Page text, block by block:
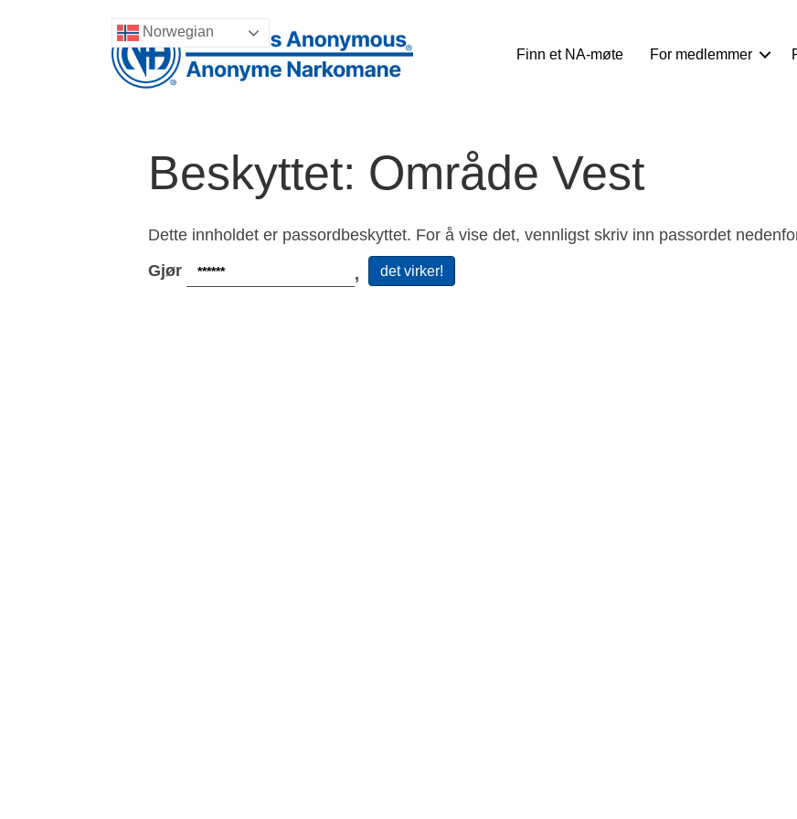
Norwegian
Finn et NA-møte
For medlemmer
Beskyttet: Område Vest
Dette innholdet er passordbeskyttet. For å vise det, vennligst skriv inn passordet
Gjør
, det virker!